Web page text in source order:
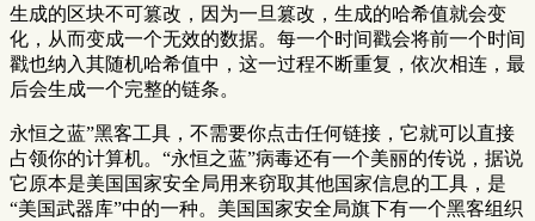
生成的区块不可篡改，因为一旦篡改，生成的哈希值就会变
化，从而变成一个无效的数据。每一个时间戳会将前一个时间
戳也纳入其随机哈希值中，这一过程不断重复，依次相连，最
后会生成一个完整的链条。
永恒之蓝”黑客工具，不需要你点击任何链接，它就可以直接
占领你的计算机。“永恒之蓝”病毒还有一个美丽的传说，据说
它原本是美国国家安全局用来窃取其他国家信息的工具，是
“美国武器库”中的一种。美国国家安全局旗下有一个黑客组织